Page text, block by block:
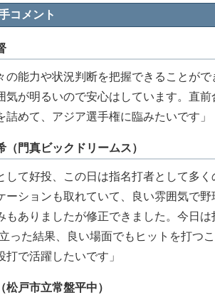
コメント
の能力や状況判断を把握できることが
気が明るいので安心はしています。直
詰めて、アジア選手権に臨みたいです」
（門真ビックドリームス）
て好投、この日は指名打者として多く
ーションも取れていて、良い雰囲気で
もありましたが修正できました。今日は
った結果、良い場面でもヒットを打つ
打で活躍したいです」
松戸市立常盤平中）